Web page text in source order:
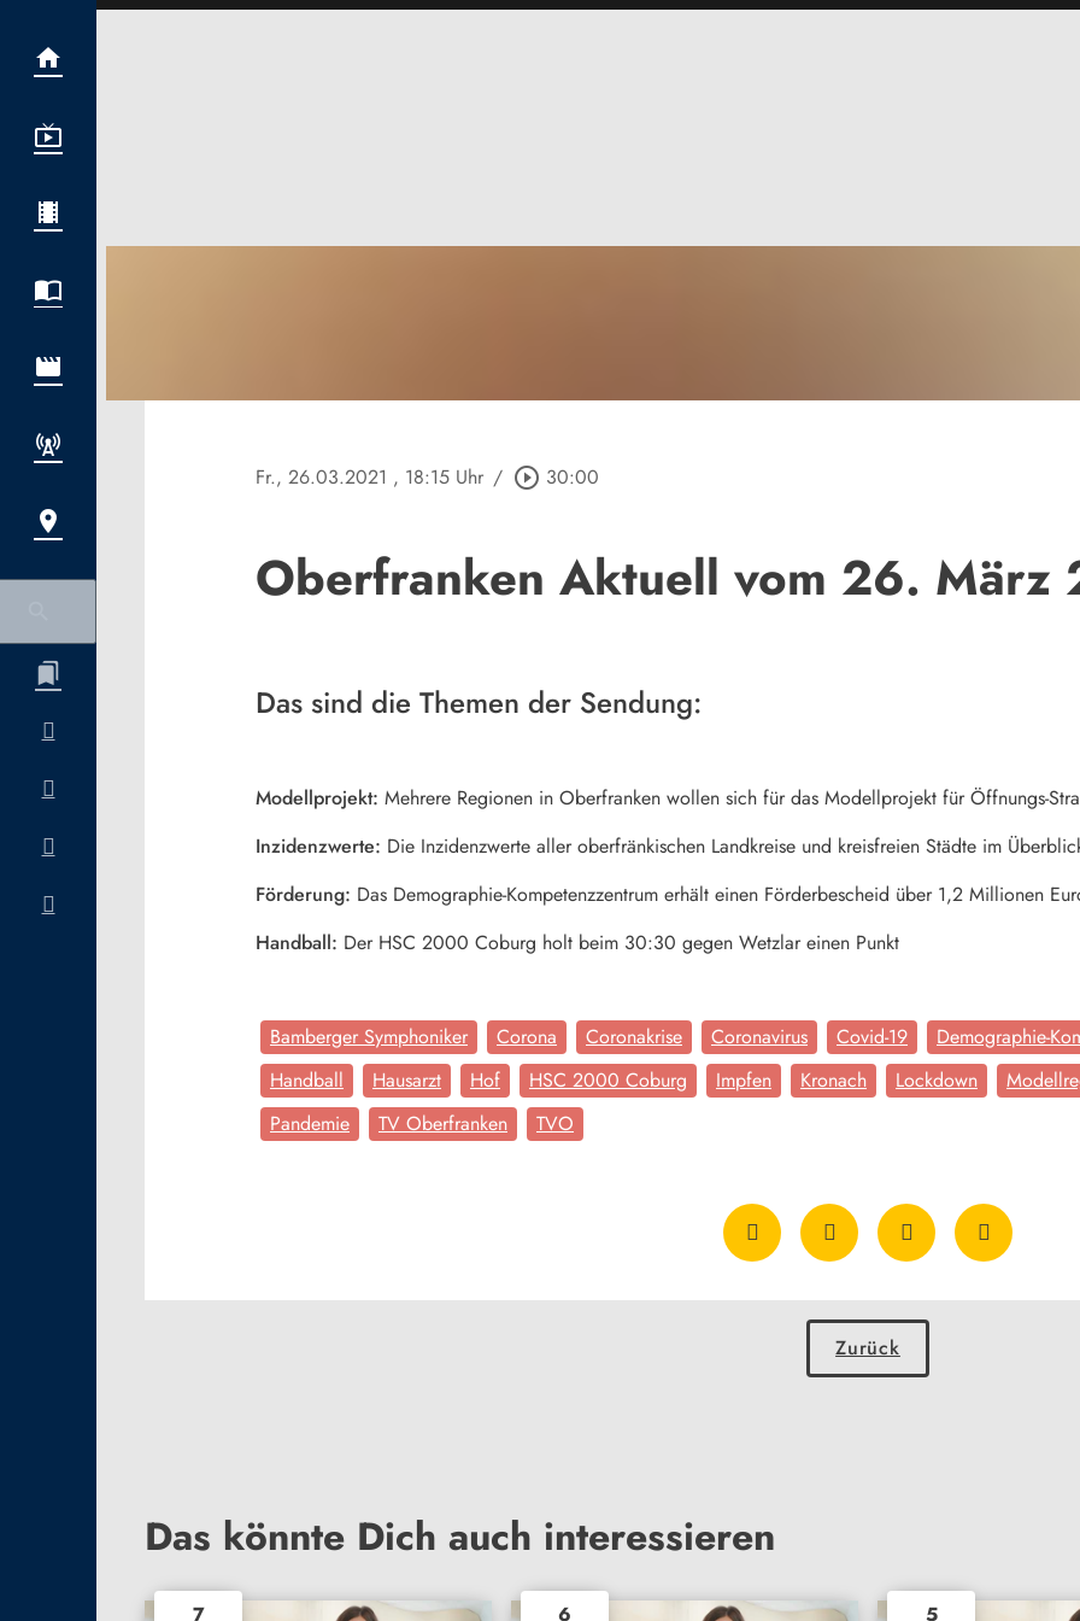
Fr., 26.03.2021 , 18:15 Uhr / play_circle_outline 30:00
Oberfranken Aktuell vom 26. März
Das sind die Themen der Sendung:
Modellprojekt: Mehrere Regionen in Oberfranken wollen sich für das Modellprojekt für Öffnungs-
Inzidenzwerte: Die Inzidenzwerte aller oberfränkischen Landkreise und kreisfreien Städte im
Förderung: Das Demographie-Kompetenzzentrum erhält einen Förderbescheid über 1,2 Millionen
Handball: Der HSC 2000 Coburg holt beim 30:30 gegen Wetzlar einen Punkt
Bamberger Symphoniker Corona Coronakrise Coronavirus Covid-19
Demographie-
Handball
Hausarzt Hof HSC 2000 Coburg Impfen Kronach Lockdown
Pandemie
TV Oberfranken TVO
Zurück
Das könnte Dich auch interessieren
7 6 5